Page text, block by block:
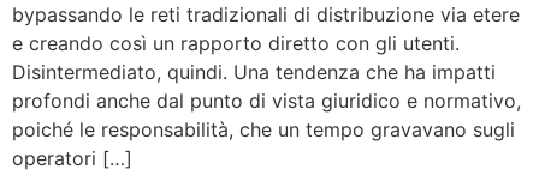
bypassando le reti tradizionali di distribuzione via etere
e creando così un rapporto diretto con gli utenti.
Disintermediato, quindi. Una tendenza che ha impatti
profondi anche dal punto di vista giuridico e normativo,
poiché le responsabilità, che un tempo gravavano sugli
operatori […]